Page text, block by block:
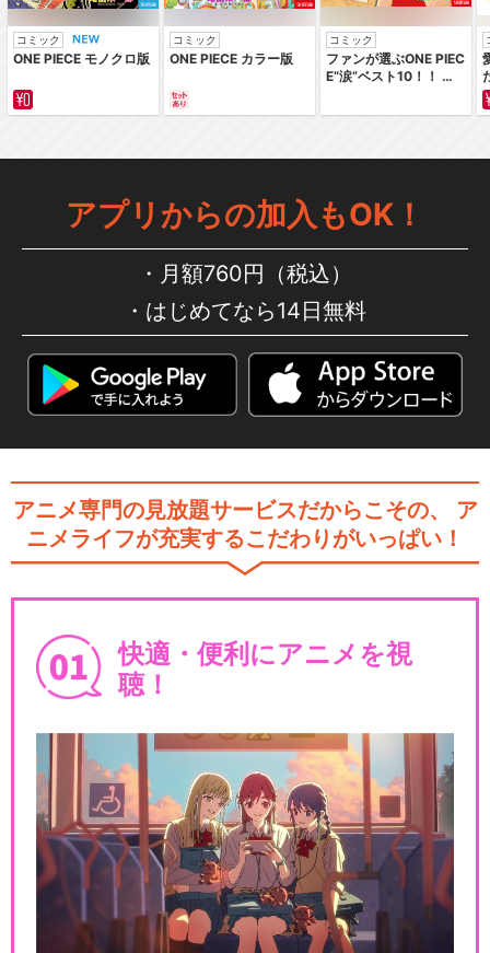
コミック
ONE PIECE モノクロ版
コミック
ONE PIECE カラー版
コミック
ファンが選ぶONE PIEC
E“涙”ベスト10！！ ～
編～ カラー版
アプリからの加入もOK！
月額760円（税込）
はじめてなら14日無料
アニメ専門の見放題サービスだからこその、
ア
ニメライフが充実するこだわりがいっぱい！
快適・便利にアニメを視
聴！